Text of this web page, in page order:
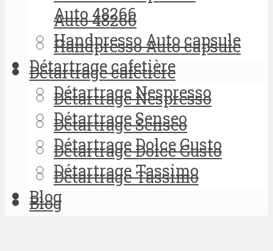
Auto 48266
Handpresso Auto capsule
Détartrage cafetière
Détartrage Nespresso
Détartrage Senseo
Détartrage Dolce Gusto
Détartrage Tassimo
Blog
Auto 48266
Handpresso Auto capsule
Détartrage cafetière
Détartrage Nespresso
Détartrage Senseo
Détartrage Dolce Gusto
Détartrage Tassimo
Blog